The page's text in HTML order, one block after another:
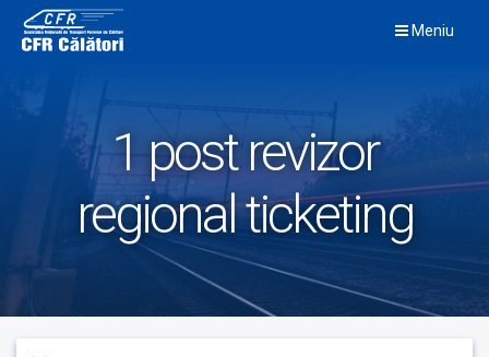
content
Meniu
1 post revizor
regional ticketing